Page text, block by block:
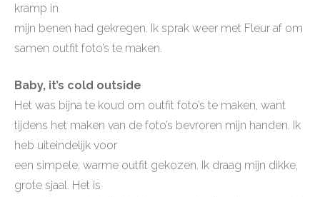
kramp in
mijn benen had gekregen. Ik sprak weer met Fleur af om
samen outfit foto’s te maken.
Baby, it’s cold outside
Het was bijna te koud om outfit foto’s te maken, want
tijdens het maken van de foto’s bevroren mijn handen. Ik
heb uiteindelijk voor
een simpele, warme outfit gekozen. Ik draag mijn dikke,
grote sjaal. Het is